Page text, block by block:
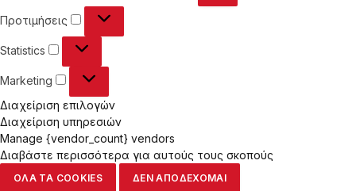
Προτιμήσεις Προτιμήσεις
Statistics Statistics
Marketing Marketing
Διαχείριση επιλογών
Διαχείριση υπηρεσιών
Manage {vendor_count} vendors
Διαβάστε περισσότερα για αυτούς τους σκοπούς
ΟΛΑ ΤΑ COOKIES ΔΕΝ ΑΠΟΔΕΧΟΜΑΙ